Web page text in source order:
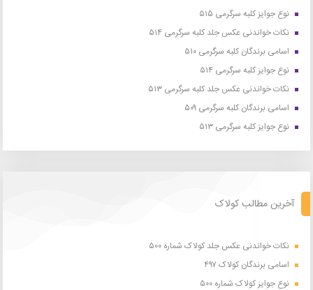
نوع جوایز کلبه سرگرمی ۵۱۵
نکات خواندنی عکس جلد کلبه سرگرمی ۵۱۴
اسامی برندگان کلبه سرگرمی ۵۱۰
نوع جوایز کلبه سرگرمی ۵۱۴
نکات خواندنی عکس جلد کلبه سرگرمی ۵۱۳
اسامی برندگان کلبه سرگرمی ۵۰۹
نوع جوایز کلبه سرگرمی ۵۱۳
آخرین مطالب کولاک
نکات خواندنی عکس جلد کولاک شماره ۵۰۰
اسامی برندگان کولاک ۴۹۷
نوع جوایز کولاک شماره ۵۰۰